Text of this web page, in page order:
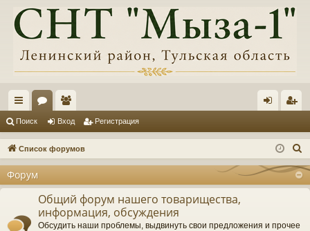
с
ы
и
ум
ол
ьз
ат
ел
и
д ис
ац
Поиск Вход Регистрация
Список форумов
Форум
Общий форум нашего товарищества,
информация, обсуждения
Обсудить наши проблемы, выдвинуть свои предложения и прочее